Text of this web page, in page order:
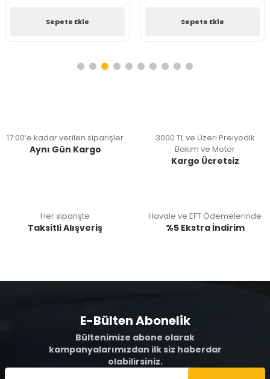
Sepete Ekle Sepete Ekle
17:00’e kadar verilen siparişler
Aynı Gün Kargo
3000 TL ve Üzeri Preiyodik
Bakım ve Motor
Kargo Ücretsiz
Her siparişte
Taksitli Alışveriş
Havale ve EFT Ödemelerinde
%5 Ekstra İndirim
E-Bülten Abonelik
Bültenimize abone olarak
kampanyalarımızdan ilk siz haberdar
olabilirsiniz.